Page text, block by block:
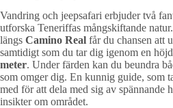
Vandring och jeepsafari erbjuder två
utforska Teneriffas mångskiftande
längs Camino Real får du chansen att
samtidigt som du tar dig igenom en
meter. Under färden kan du beundra
som omger dig. En kunnig guide, som
med för att dela med sig av spännande
insikter om området.